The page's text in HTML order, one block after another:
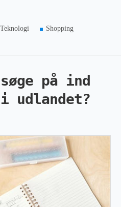
Teknologi
Shopping
på ind
udlandet?